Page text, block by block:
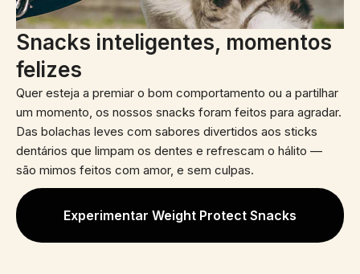
Snacks inteligentes, momentos
felizes
Quer esteja a premiar o bom comportamento ou a partilhar
um momento, os nossos snacks foram feitos para agradar.
Das bolachas leves com sabores divertidos aos sticks
dentários que limpam os dentes e refrescam o hálito —
são mimos feitos com amor, e sem culpas.
Experimentar Weight Protect Snacks